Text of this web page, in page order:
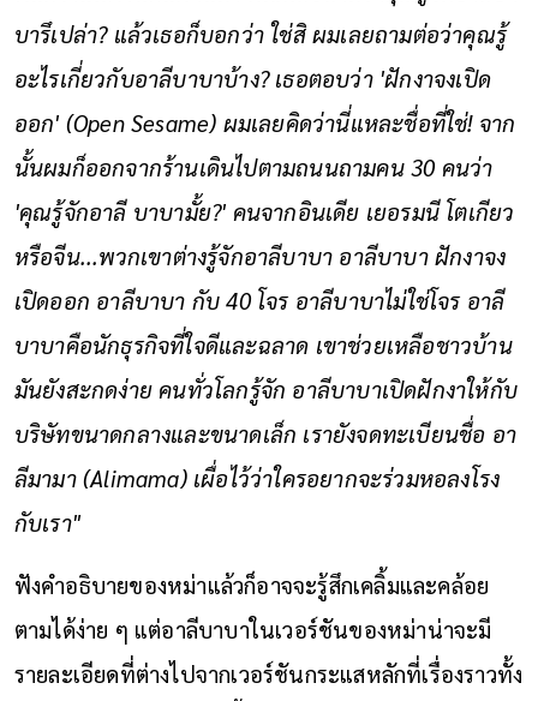
บารึเปล่า? แล้วเธอก็บอกว่า ใช่สิ ผมเลยถามต่อว่าคุณรู้
อะไรเกี่ยวกับอาลีบาบาบ้าง? เธอตอบว่า 'ฝักงาจงเปิด
ออก' (Open Sesame) ผมเลยคิดว่านี่แหละชื่อที่ใช่! จาก
นั้นผมก็ออกจากร้านเดินไปตามถนนถามคน 30 คนว่า
'คุณรู้จักอาลี บาบามั้ย?' คนจากอินเดีย เยอรมนี โตเกียว
หรือจีน...พวกเขาต่างรู้จักอาลีบาบา อาลีบาบา ฝักงาจง
เปิดออก อาลีบาบา กับ 40 โจร อาลีบาบาไม่ใช่โจร อาลี
บาบาคือนักธุรกิจที่ใจดีและฉลาด เขาช่วยเหลือชาวบ้าน
มันยังสะกดง่าย คนทั่วโลกรู้จัก อาลีบาบาเปิดฝักงาให้กับ
บริษัทขนาดกลางและขนาดเล็ก เรายังจดทะเบียนชื่อ อา
ลีมามา (Alimama) เผื่อไว้ว่าใครอยากจะร่วมหอลงโรง
กับเรา"
ฟังคำอธิบายของหม่าแล้วก็อาจจะรู้สึกเคลิ้มและคล้อย
ตามได้ง่าย ๆ แต่อาลีบาบาในเวอร์ชันของหม่าน่าจะมี
รายละเอียดที่ต่างไปจากเวอร์ชันกระแสหลักที่เรื่องราวทั้ง